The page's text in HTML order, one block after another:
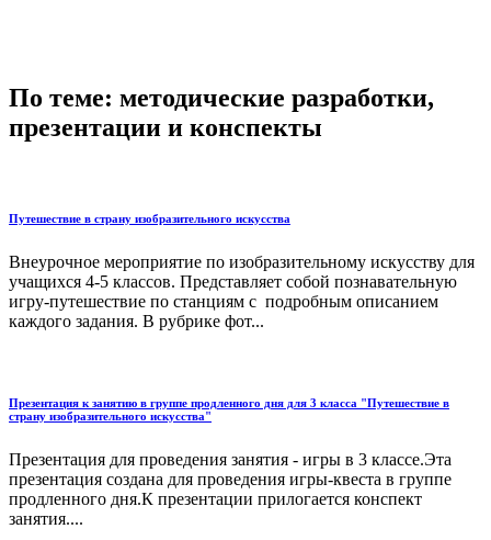
По теме: методические разработки,
презентации и конспекты
Путешествие в страну изобразительного искусства
Внеурочное мероприятие по изобразительному искусству для
учащихся 4-5 классов. Представляет собой познавательную
игру-путешествие по станциям с подробным описанием
каждого задания. В рубрике фот...
Презентация к занятию в группе продленного дня для 3 класса "Путешествие в
страну изобразительного искусства"
Презентация для проведения занятия - игры в 3 классе.Эта
презентация создана для проведения игры-квеста в группе
продленного дня.К презентации прилогается конспект
занятия....